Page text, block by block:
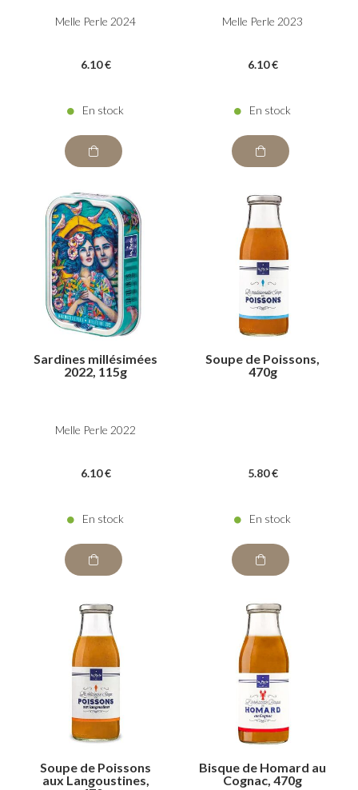
Melle Perle 2024
6.10 €
En stock
Melle Perle 2023
6.10 €
En stock
Sardines millésimées
2022, 115g
Melle Perle 2022
6.10 €
En stock
Soupe de Poissons,
470g
5.80 €
En stock
Soupe de Poissons
aux Langoustines,
Bisque de Homard au
Cognac, 470g